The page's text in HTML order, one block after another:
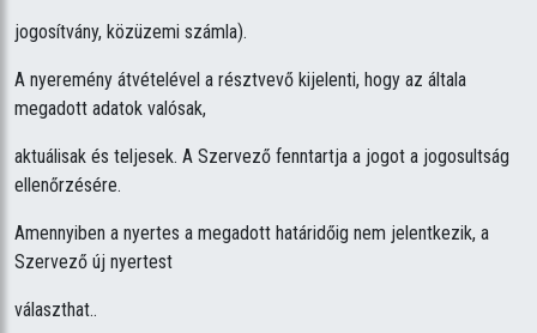
jogosítvány, közüzemi számla).
A nyeremény átvételével a résztvevő kijelenti, hogy az általa
megadott adatok valósak,
aktuálisak és teljesek. A Szervező fenntartja a jogot a jogosultság
ellenőrzésére.
Amennyiben a nyertes a megadott határidőig nem jelentkezik, a
Szervező új nyertest
választhat..